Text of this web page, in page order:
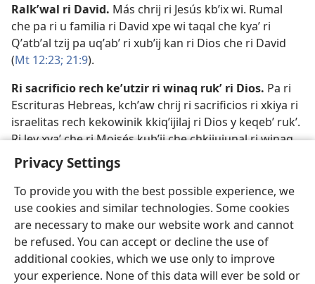
Privacy Settings
To provide you with the best possible experience, we
use cookies and similar technologies. Some cookies
are necessary to make our website work and cannot
be refused. You can accept or decline the use of
additional cookies, which we use only to improve
your experience. None of this data will ever be sold or
Ralkʼwal ri David. Más chrij ri Jesús kbʼix wi. Rumal
che pa ri u familia ri David xpe wi taqal che kyaʼ ri
Qʼatbʼal tzij pa uqʼabʼ ri xubʼij kan ri Dios che ri David
(Mt 12:23; 21:9).
Ri sacrificio rech keʼutzir ri winaq rukʼ ri Dios. Pa ri
Escrituras Hebreas, kchʼaw chrij ri sacrificios ri xkiya ri
israelitas rech kekowinik kkiqʼijilaj ri Dios y keqebʼ rukʼ.
Ri ley xyaʼ che ri Moisés kubʼij che chkijujunal ri winaq
rajawaxik kkiya sacrificios rech kkuyutaj ri kimak
xuqujeʼ rajawaxik kyaʼ sacrificios rech juntir ri winaq re
ri tinamit keʼutzir rukʼ ri Dios. Wariʼ jumul pa jun junabʼ
kbʼanik y kbʼan pa ri qʼij ri kbʼix Qij re Kuybʼal makaj che.
Ri sacrificios riʼ xkikʼutunsaj ri xubʼan ri Jesús are chiʼ
xuya ri ukʼaslemal chqe oj, rech kojesax pa ri makaj y ri
kamikal. Jeriʼ juntir ri winaq kekowinik keʼutzir rukʼ ri
Jehová (Le 5:10;23:28;Col 1:20; Heb 9:12).